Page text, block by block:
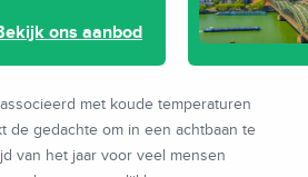
ons aanbod
met koude temperaturen
de gedachte om in een achtbaan te
van het jaar voor veel mensen